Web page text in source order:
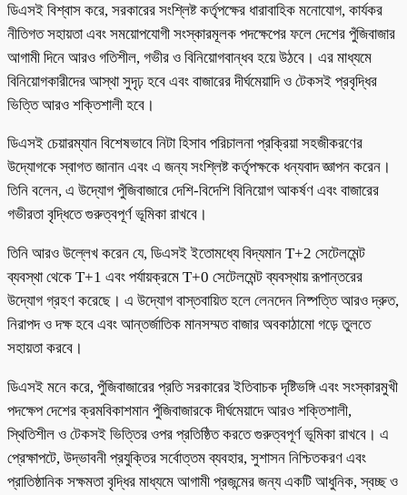
ডিএসই বিশ্বাস করে, সরকারের সংশ্লিষ্ট কর্তৃপক্ষের ধারাবাহিক মনোযোগ, কার্যকর
নীতিগত সহায়তা এবং সময়োপযোগী সংস্কারমূলক পদক্ষেপের ফলে দেশের পুঁজিবাজার
আগামী দিনে আরও গতিশীল, গভীর ও বিনিয়োগবান্ধব হয়ে উঠবে। এর মাধ্যমে
বিনিয়োগকারীদের আস্থা সুদৃঢ় হবে এবং বাজারের দীর্ঘমেয়াদি ও টেকসই প্রবৃদ্ধির
ভিত্তি আরও শক্তিশালী হবে।
ডিএসই চেয়ারম্যান বিশেষভাবে নিটা হিসাব পরিচালনা প্রক্রিয়া সহজীকরণের
উদ্যোগকে স্বাগত জানান এবং এ জন্য সংশ্লিষ্ট কর্তৃপক্ষকে ধন্যবাদ জ্ঞাপন করেন।
তিনি বলেন, এ উদ্যোগ পুঁজিবাজারে দেশি-বিদেশি বিনিয়োগ আকর্ষণ এবং বাজারের
গভীরতা বৃদ্ধিতে গুরুত্বপূর্ণ ভূমিকা রাখবে।
তিনি আরও উল্লেখ করেন যে, ডিএসই ইতোমধ্যে বিদ্যমান T+2 সেটেলমেন্ট
ব্যবস্থা থেকে T+1 এবং পর্যায়ক্রমে T+0 সেটেলমেন্ট ব্যবস্থায় রূপান্তরের
উদ্যোগ গ্রহণ করেছে। এ উদ্যোগ বাস্তবায়িত হলে লেনদেন নিষ্পত্তি আরও দ্রুত,
নিরাপদ ও দক্ষ হবে এবং আন্তর্জাতিক মানসম্মত বাজার অবকাঠামো গড়ে তুলতে
সহায়তা করবে।
ডিএসই মনে করে, পুঁজিবাজারের প্রতি সরকারের ইতিবাচক দৃষ্টিভঙ্গি এবং সংস্কারমুখী
পদক্ষেপ দেশের ক্রমবিকাশমান পুঁজিবাজারকে দীর্ঘমেয়াদে আরও শক্তিশালী,
স্থিতিশীল ও টেকসই ভিত্তির ওপর প্রতিষ্ঠিত করতে গুরুত্বপূর্ণ ভূমিকা রাখবে। এ
প্রেক্ষাপটে, উদ্ভাবনী প্রযুক্তির সর্বোত্তম ব্যবহার, সুশাসন নিশ্চিতকরণ এবং
প্রাতিষ্ঠানিক সক্ষমতা বৃদ্ধির মাধ্যমে আগামী প্রজন্মের জন্য একটি আধুনিক, স্বচ্ছ ও